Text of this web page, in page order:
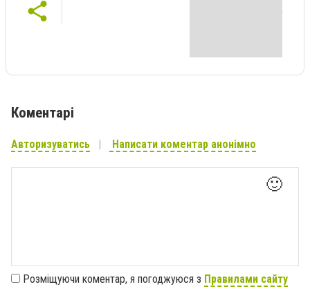
Коментарі
Авторизуватись Написати коментар анонімно
🙂
Розміщуючи коментар, я погоджуюся з Правилами сайту